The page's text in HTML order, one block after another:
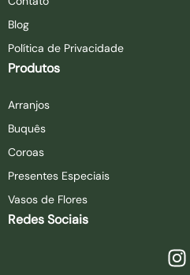
Blog
Política de Privacidade
Produtos
Arranjos
Buquês
Coroas
Presentes Especiais
Vasos de Flores
Redes Sociais